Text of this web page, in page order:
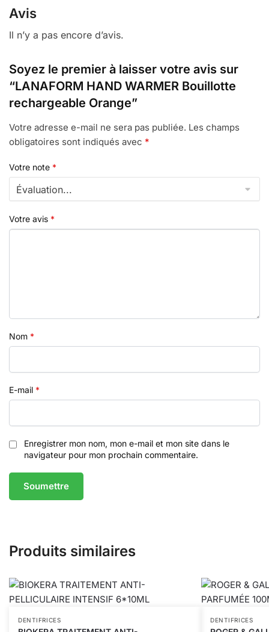
Avis
Il n’y a pas encore d’avis.
Soyez le premier à laisser votre avis sur
“LANAFORM HAND WARMER Bouillotte
rechargeable Orange”
Votre adresse e-mail ne sera pas publiée. Les champs
obligatoires sont indiqués avec *
Votre note *
Votre avis *
Nom *
E-mail *
Enregistrer mon nom, mon e-mail et mon site dans le
navigateur pour mon prochain commentaire.
Produits similaires
DENTIFRICES DENTIFRICES